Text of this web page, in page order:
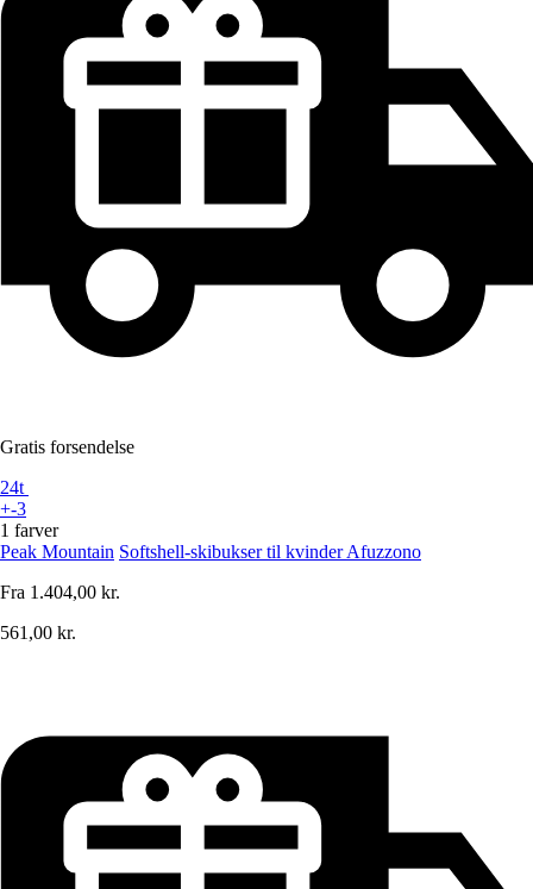
Gratis forsendelse
24t
+-3
1 farver
Peak Mountain Softshell-skibukser til kvinder Afuzzono
Fra 1.404,00 kr.
561,00 kr.